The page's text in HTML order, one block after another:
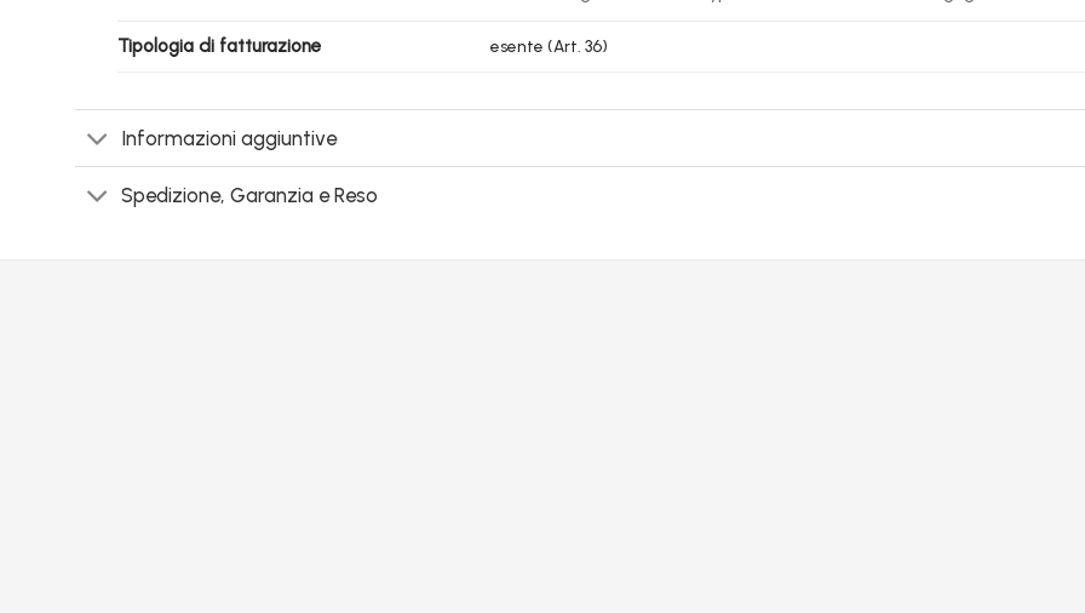
Tipologia di fatturazione esente (Art. 36)
Informazioni aggiuntive
Spedizione, Garanzia e Reso